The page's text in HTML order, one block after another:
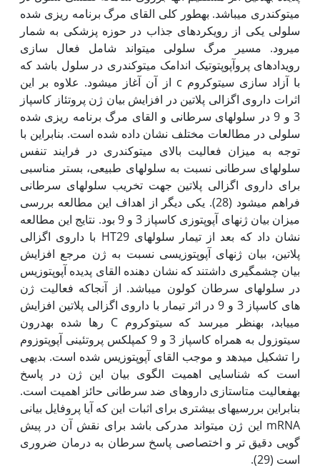
میتوکندری می‫باشد. به‫طور کلی القای مرگ برنامه ریزی شده
سلولی یکی از رویکردهای جذاب در حوزه پزشکی به شمار
می‫رود. مسیر مرگ سلولی می‫تواند شامل فعال سازی
رویدادهای پروآپوپتوتیک اندامک میتوکندری در سلول باشد که
با آزاد سازی سیتوکروم c از آن آغاز می‫شود. علاوه بر این
اثرات داروی اگزالی پلاتین در افزایش بیان ژن پروتئاز کاسپاز
3 و 9 در سلول‫های سرطانی و القای مرگ برنامه ریزی شده
سلولی در مطالعات مختلف نشان داده شده است. بنابراین با
توجه به میزان فعالیت بالای میتوکندری در فرایند تنفس
سلول‫های سرطانی نسبت به سلول‫های طبیعی، بستر مناسبی
برای داروی اگزالی پلاتین جهت تخریب سلول‫های سرطانی
فراهم می­شود (28). یکی دیگر از اهداف این مطالعه بررسی
میزان بیان ژن‫های آپوپتوزی کاسپاز 3 و 9 بود. نتایج این مطالعه
نشان داد که بعد از تیمار سلول‫های HT29 با داروی اگزالی
پلاتین، بیان ژن‫های آپوپتوزیسی نسبت به ژن مرجع افزایش
بیان چشم‫گیری داشتند که نشان دهنده القای پدیده آپوپتوزیس
در سلول‫های سرطان کولون می‫باشد. از آنجاکه فعالیت ژن
های کاسپاز 3 و 9 در اثر تیمار با داروی اگزالی پلاتین افزایش
می‫یابد، به‫نظر می‫رسد که سیتوکروم C‌ رها شده به‫درون
سیتوزول به همراه کاسپاز 3 و 9 کمپلکس پروتئینی آپوپتوزوم
را تشکیل می‫دهد و موجب القای آپوپتوزیس شده است. بدیهی
است که شناسایی اهمیت الگوی بیان این ژن در پاسخ
به‫فعالیت متاستازی داروهای ضد سرطانی حائز اهمیت است.
بنابراین بررسی‫های بیشتری برای اثبات این که آیا پروفایل بیانی
mRNA این ژن می‫تواند مدرکی باشد برای نقش آن در پیش
گویی دقیق تر و اختصاصی پاسخ سرطان به درمان ضروری
است (29).